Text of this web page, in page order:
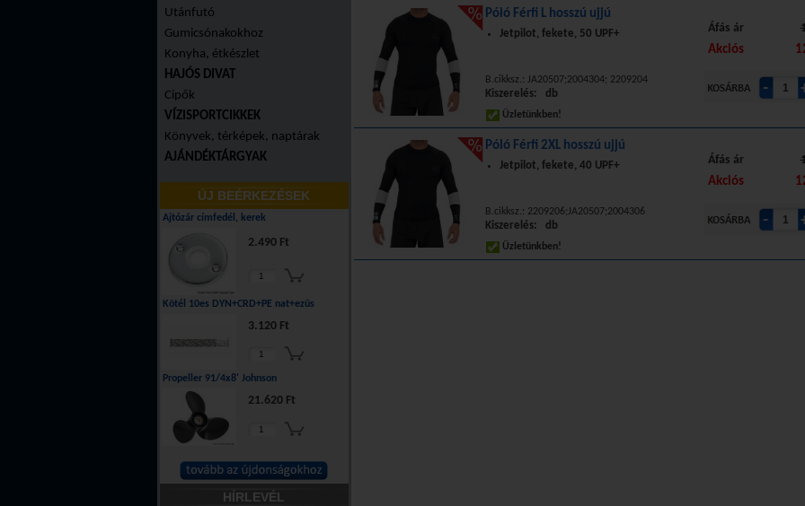
Utánfutó
Gumicsónakokhoz
Konyha, étkészlet
HAJÓS DIVAT
Cipők
VÍZISPORTCIKKEK
Könyvek, térképek, naptárak
AJÁNDÉKTÁRGYAK
ÚJ BEÉRKEZÉSEK
Ajtózár címfedél, kerek
2.490 Ft
Kötél 10es DYN+CRD+PE nat+ezüs
3.120 Ft
Propeller 91/4x8' Johnson
21.620 Ft
HÍRLEVÉL
Póló Férfi L hosszú ujjú
Áfás ár
Akciós
Jetpilot, fekete, 50 UPF+
B.cikksz.: JA20507;2004304; 2209204
Kiszerelés: db
Üzletünkben!
Póló Férfi 2XL hosszú ujjú
Áfás ár
Akciós
Jetpilot, fekete, 40 UPF+
B.cikksz.: 2209206;JA20507;2004306
Kiszerelés: db
Üzletünkben!